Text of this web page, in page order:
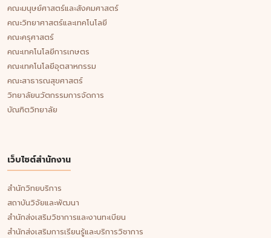
คณะมนุษย์ศาสตร์และสังคมศาสตร์
คณะวิทยาศาสตร์และเทคโนโลยี
คณะครุศาสตร์
คณะเทคโนโลยีการเกษตร
คณะเทคโนโลยีอุตสาหกรรม
คณะสาธารณสุขศาสตร์
วิทยาลัยนวัตกรรมการจัดการ
บัณฑิตวิทยาลัย
เว็บไซต์สำนักงาน
สำนักวิทยบริการ
สถาบันวิจัยและพัฒนา
สำนักส่งเสริมวิชาการและงานทะเบียน
สำนักส่งเสริมการเรียนรู้และบริการวิชาการ